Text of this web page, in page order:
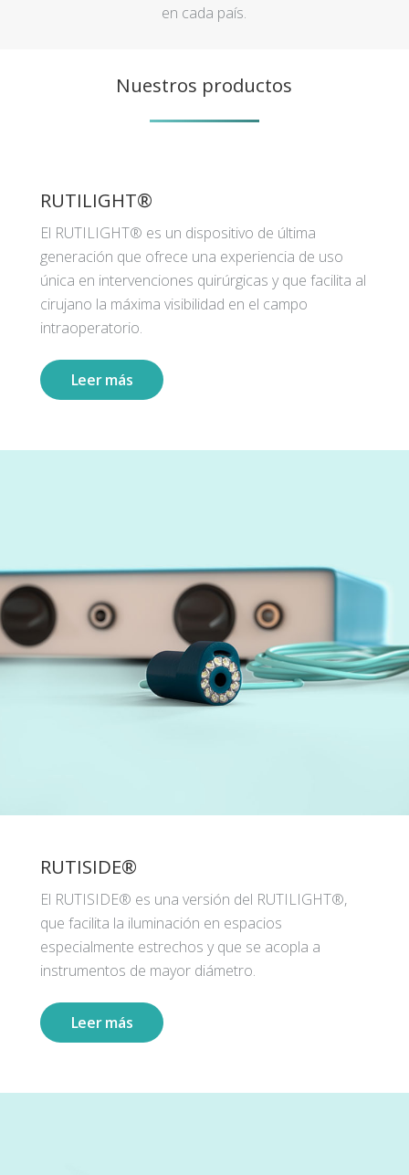
en cada país.
Nuestros productos
RUTILIGHT®
El RUTILIGHT® es un dispositivo de última
generación que ofrece una experiencia de uso
única en intervenciones quirúrgicas y que facilita al
cirujano la máxima visibilidad en el campo
intraoperatorio.
Leer más
RUTISIDE®
El RUTISIDE® es una versión del RUTILIGHT®,
que facilita la iluminación en espacios
especialmente estrechos y que se acopla a
instrumentos de mayor diámetro.
Leer más